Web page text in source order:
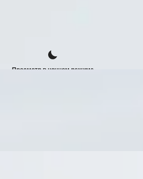
Просмотр в ночном режиме